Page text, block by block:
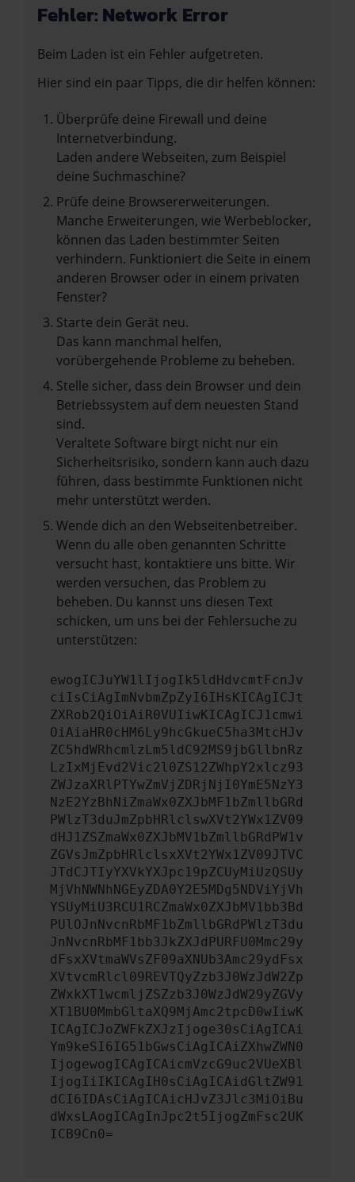
Fehler: Network Error
Beim Laden ist ein Fehler aufgetreten.
Hier sind ein paar Tipps, die dir helfen können:
Überprüfe deine Firewall und deine
Internetverbindung.
Laden andere Webseiten, zum Beispiel
deine Suchmaschine?
Prüfe deine Browsererweiterungen.
Manche Erweiterungen, wie Werbeblocker,
können das Laden bestimmter Seiten
verhindern. Funktioniert die Seite in einem
anderen Browser oder in einem privaten
Fenster?
Starte dein Gerät neu.
Das kann manchmal helfen,
vorübergehende Probleme zu beheben.
Stelle sicher, dass dein Browser und dein
Betriebssystem auf dem neuesten Stand
sind.
Veraltete Software birgt nicht nur ein
Sicherheitsrisiko, sondern kann auch dazu
führen, dass bestimmte Funktionen nicht
mehr unterstützt werden.
Wende dich an den Webseitenbetreiber.
Wenn du alle oben genannten Schritte
versucht hast, kontaktiere uns bitte. Wir
werden versuchen, das Problem zu
beheben. Du kannst uns diesen Text
schicken, um uns bei der Fehlersuche zu
unterstützen:
ewogICJuYW1lIjogIk5ldHdvcmtFcnJv
ciIsCiAgImNvbmZpZyI6IHsKICAgICJt
ZXRob2QiOiAiR0VUIiwKICAgICJ1cmwi
OiAiaHR0cHM6Ly9hcGkueC5ha3MtcHJv
ZC5hdWRhcmlzLm5ldC92MS9jbGllbnRz
LzIxMjEvd2Vic2l0ZS12ZWhpY2xlcz93
ZWJzaXRlPTYwZmVjZDRjNjI0YmE5NzY3
NzE2YzBhNiZmaWx0ZXJbMF1bZmllbGRd
PWlzT3duJmZpbHRlclswXVt2YWx1ZV09
dHJ1ZSZmaWx0ZXJbMV1bZmllbGRdPW1v
ZGVsJmZpbHRlclsxXVt2YWx1ZV09JTVC
JTdCJTIyYXVkYXJpc19pZCUyMiUzQSUy
MjVhNWNhNGEyZDA0Y2E5MDg5NDViYjVh
YSUyMiU3RCU1RCZmaWx0ZXJbMV1bb3Bd
PUlOJnNvcnRbMF1bZmllbGRdPWlzT3du
JnNvcnRbMF1bb3JkZXJdPURFU0Mmc29y
dFsxXVtmaWVsZF09aXNUb3Amc29ydFsx
XVtvcmRlcl09REVTQyZzb3J0WzJdW2Zp
ZWxkXT1wcmljZSZzb3J0WzJdW29yZGVy
XT1BU0MmbGltaXQ9MjAmc2tpcD0wIiwK
ICAgICJoZWFkZXJzIjoge30sCiAgICAi
Ym9keSI6IG51bGwsCiAgICAiZXhwZWN0
IjogewogICAgICAicmVzcG9uc2VUeXBl
IjogIiIKICAgIH0sCiAgICAidGltZW91
dCI6IDAsCiAgICAicHJvZ3Jlc3MiOiBu
dWxsLAogICAgInJpc2t5IjogZmFsc2UK
ICB9Cn0=